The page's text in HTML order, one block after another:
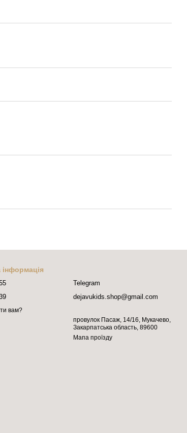
інформація
вам?
Telegram
dejavukids.shop@gmail.com
провулок Пасаж, 14/16, Мукачево,
Закарпатська область, 89600
Мапа проїзду